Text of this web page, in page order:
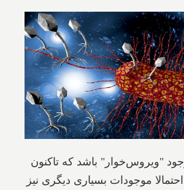
"ویروس‌خوار" باشد که تاکنون
موجودات بسیاری دیگری نیز